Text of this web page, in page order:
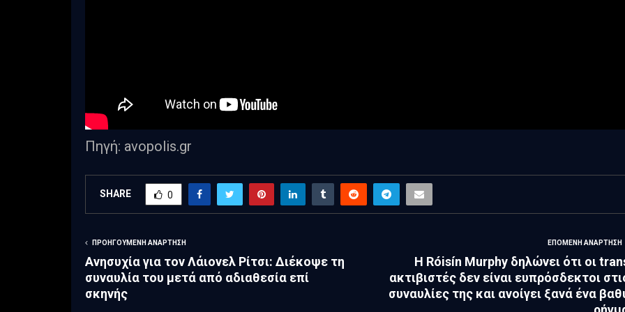
Πηγή: avopolis.gr
SHARE 0
ΠΡΟΗΓΟΎΜΕΝΗ ΑΝΆΡΤΗΣΗ
Ανησυχία για τον Λάιονελ Ρίτσι: Διέκοψε τη
συναυλία του μετά από αδιαθεσία επί
σκηνής
ΕΠΌΜΕΝΗ ΑΝΆΡΤΗΣΗ
Η Róisín Murphy δηλώνει ότι οι
ακτιβιστές δεν είναι ευπρόσδεκτοι
συναυλίες της και ανοίγει ξανά ένα